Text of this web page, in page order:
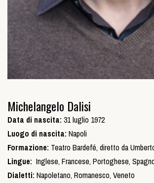
Michelangelo Dalisi
Data di nascita: 31 luglio 1972
Luogo di nascita: Napoli
Formazione: Teatro Bardefé, diretto da
Lingue: Inglese, Francese, Portoghese,
Dialetti: Napoletano, Romanesco, Veneto